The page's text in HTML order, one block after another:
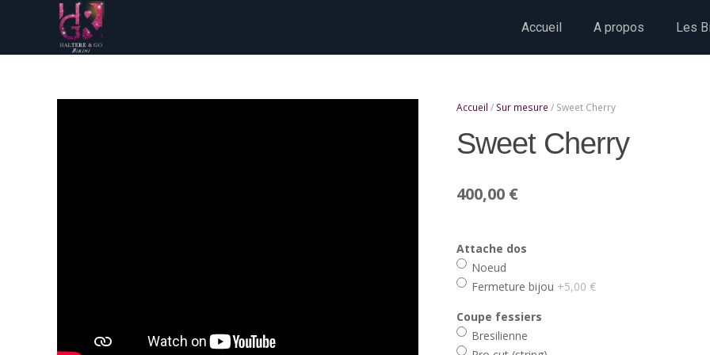
Accueil A propos Les
Accueil / Sur mesure / Sweet Cherry
Sweet Cherry
400,00 €
Attache dos
Noeud
Fermeture bijou +5,00 €
Coupe fessiers
Bresilienne